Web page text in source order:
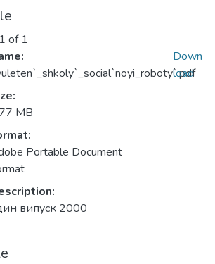
of 1
MB
Portable Document
випуск 2000
Down
load